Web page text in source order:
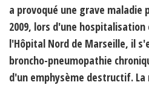
a provoqué une grave maladie
2009, lors d'une
l'Hôpital Nord de Marseille, il
broncho-pneumopathie
d'un emphysème destructif.